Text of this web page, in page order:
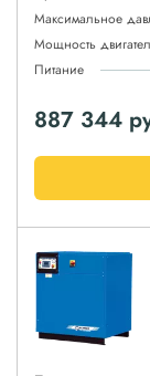
Максимальное
Мощность
Питание
887 344